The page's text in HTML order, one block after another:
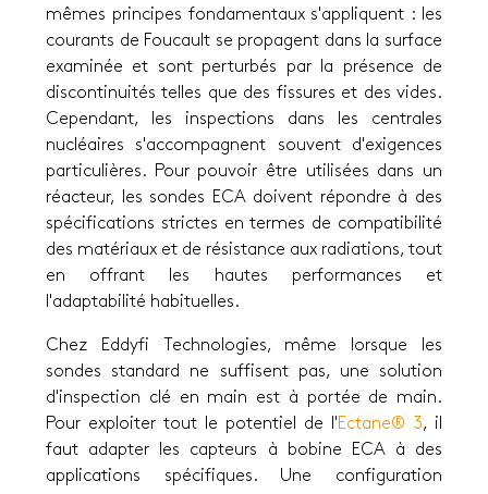
mêmes principes fondamentaux s'appliquent : les
courants de Foucault se propagent dans la surface
examinée et sont perturbés par la présence de
discontinuités telles que des fissures et des vides.
Cependant, les inspections dans les centrales
nucléaires s'accompagnent souvent d'exigences
particulières. Pour pouvoir être utilisées dans un
réacteur, les sondes ECA doivent répondre à des
spécifications strictes en termes de compatibilité
des matériaux et de résistance aux radiations, tout
en offrant les hautes performances et
l'adaptabilité habituelles.
Chez Eddyfi Technologies, même lorsque les
sondes standard ne suffisent pas, une solution
d'inspection clé en main est à portée de main.
Pour exploiter tout le potentiel de l'Ectane® 3, il
faut adapter les capteurs à bobine ECA à des
applications spécifiques. Une configuration